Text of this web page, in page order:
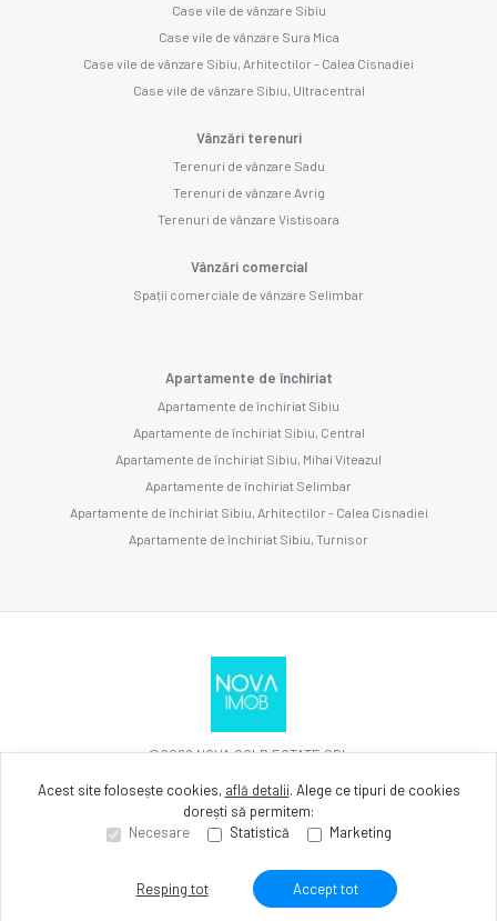
Case vile de vânzare Sibiu
Case vile de vânzare Sura Mica
Case vile de vânzare Sibiu, Arhitectilor - Calea Cisnadiei
Case vile de vânzare Sibiu, Ultracentral
Vânzări terenuri
Terenuri de vânzare Sadu
Terenuri de vânzare Avrig
Terenuri de vânzare Vistisoara
Vânzări comercial
Spații comerciale de vânzare Selimbar
Apartamente de închiriat
Apartamente de închiriat Sibiu
Apartamente de închiriat Sibiu, Central
Apartamente de închiriat Sibiu, Mihai Viteazul
Apartamente de închiriat Selimbar
Apartamente de închiriat Sibiu, Arhitectilor - Calea Cisnadiei
Apartamente de închiriat Sibiu, Turnisor
©2026NOVA GOLD ESTATE SRL
Site creat în
Acest site folosește cookies, află detalii. Alege ce tipuri de cookies
dorești să permitem:
Necesare
Statistică Marketing
Resping tot Accept tot